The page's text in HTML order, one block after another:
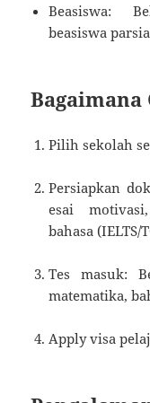
Beasiswa:
beasiswa
Pilih sekolah
Persiapkan
esai
bahasa (IELTS/
Tes masuk:
matematika,
Apply visa